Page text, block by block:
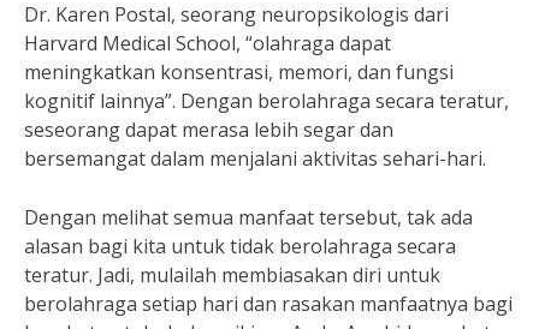
Dr. Karen Postal, seorang neuropsikologis dari
Harvard Medical School, “olahraga dapat
meningkatkan konsentrasi, memori, dan fungsi
kognitif lainnya”. Dengan berolahraga secara teratur,
seseorang dapat merasa lebih segar dan
bersemangat dalam menjalani aktivitas sehari-hari.
Dengan melihat semua manfaat tersebut, tak ada
alasan bagi kita untuk tidak berolahraga secara
teratur. Jadi, mulailah membiasakan diri untuk
berolahraga setiap hari dan rasakan manfaatnya bagi